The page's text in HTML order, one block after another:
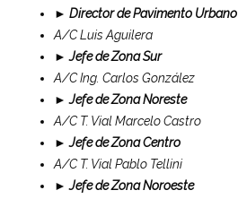
► Director de Pavimento Urbano
A/C Luis Aguilera
►Jefe de Zona Sur
A/C Ing. Carlos González
►Jefe de Zona Noreste
A/C T. Vial Marcelo Castro
►Jefe de Zona Centro
A/C T. Vial Pablo Tellini
► Jefe de Zona Noroeste